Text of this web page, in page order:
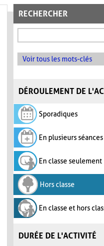
RECHERCHER
Voir tous les mots-clés
DÉROULEMENT DE
Sporadiques
En plusieurs séances
En classe seulement
Hors classe
En classe et hors
DURÉE DE L'ACTIVITÉ